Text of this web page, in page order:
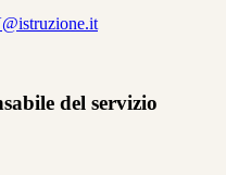
del servizio